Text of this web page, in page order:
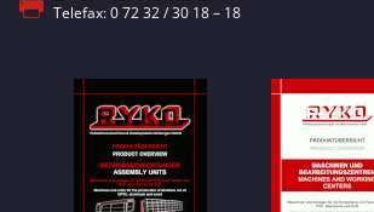
Telefax: 0 72 32 / 30 18 – 18